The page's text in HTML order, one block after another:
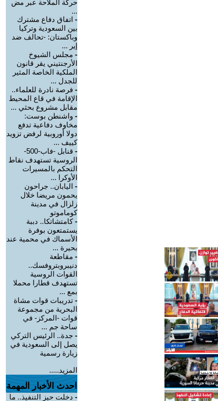
حركة الملاحة عبر مض
...
- اتفاق دفاع مشترك
بين السعودية وتركيا
وباكستان: -تحالف ضد
إير ...
- مجلس الشيوخ
الأرجنتيني يقر قانون
الملكية الخاصة المثير
للجدل ...
- فرصة نادرة للعلماء..
الإقامة في قاع المحيط
مقابل مشروع بحثي ...
- واشنطن بوست:
مخاوف دفاعية تدفع
دولا أوروبية لرفض تزويد
كييف ...
-
قنابل -فاب-500-
الروسية تستهدف نقاط
التحكم بالمسيرات
الأوكرا ...
- اليابان.. جراحون
يحمون مريضا خلال
زلزال في مدينة
كوماموتو
-كامتشاتكا.. دببة
يستمتعون بوفرة
الأسماك في محمية عند
بحيرة ...
- مقاطعة
دنيبروبتروفسك..
القوات الروسية
تستهدف قطارا محملا
بمع ...
- تدريبات قوات مشاة
البحرية من مجموعة
قوات -المركز- في
ساحة جم ...
- جدة.. الرئيس التركي
يصل إلى السعودية في
زيارة رسمية
المزيد.....
احدث الأخبار المهمة
- دخلت حيز التنفيذ.. ما